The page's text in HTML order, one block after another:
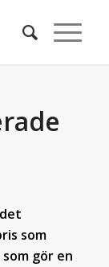
som
gör en